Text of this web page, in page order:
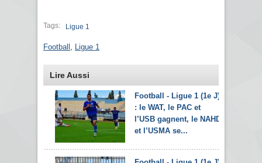
Tags: Ligue 1
Football Ligue 1
Lire Aussi
Football - Ligue 1 (1e J)
: le WAT, le PAC et
l’USB gagnent, le NAHD
et l’USMA se...